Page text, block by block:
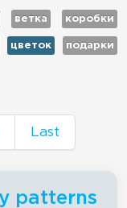
ветка коробки
цветок подарки
Last
patterns